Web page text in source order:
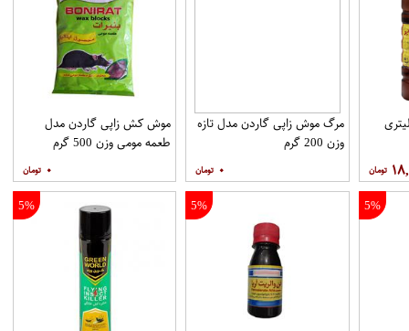
مرگ موش زاپی گاردن مدل تازه
وزن 200 گرم
۰
موش کش زاپی گاردن مدل
طعمه مومی وزن 500 گرم
۰
5%
5%
5%